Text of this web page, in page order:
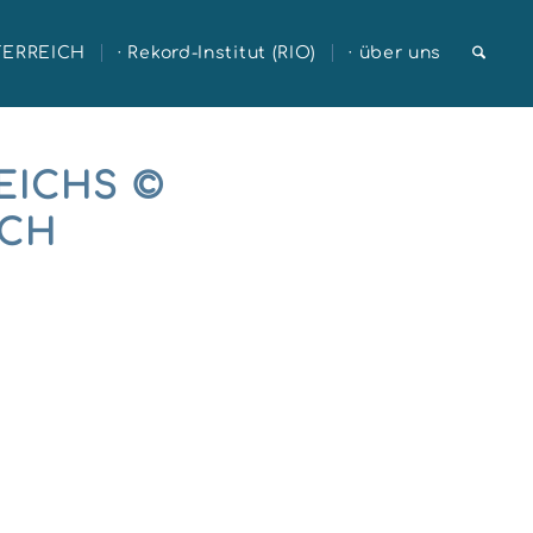
· Rekord-Institut (RIO) · über uns
©